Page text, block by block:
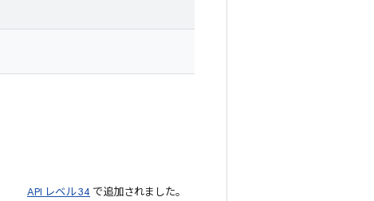
API レベル 34 で追加されました。